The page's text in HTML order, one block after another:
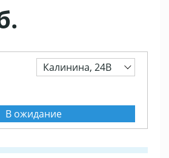
Калинина, 24В
В ожидание